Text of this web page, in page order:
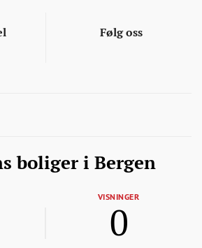
Følg oss
boliger i Bergen
VISNINGER
0